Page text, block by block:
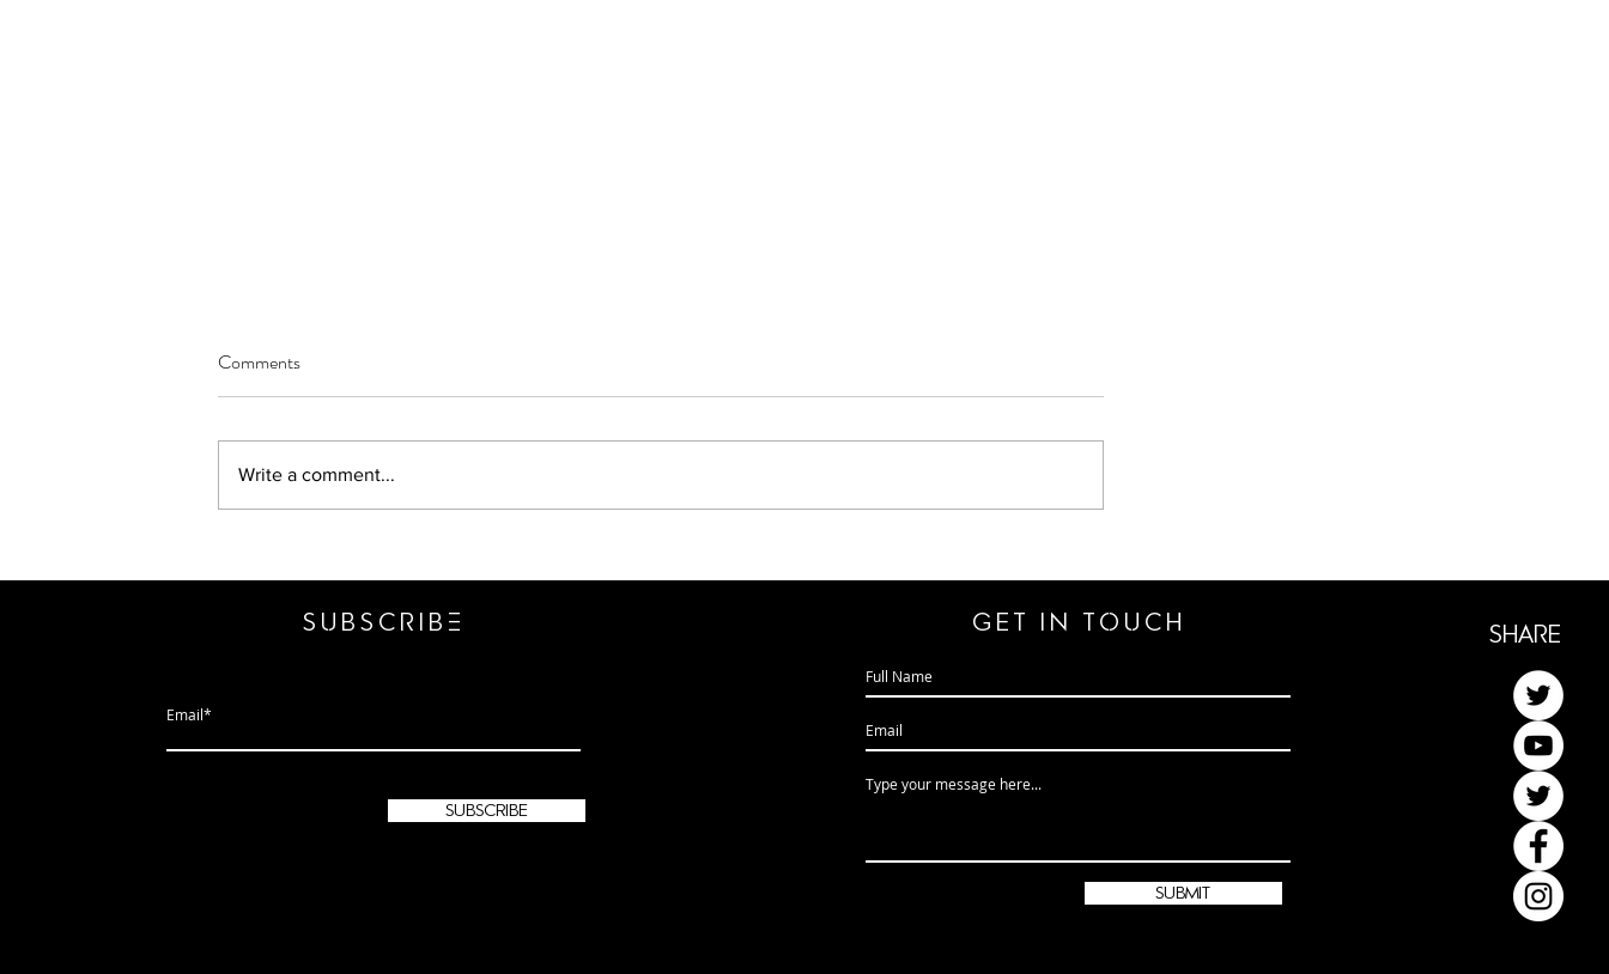
without all the fuss
generation envisions shaping its
legacy in the XXI century.
Comments
Write a comment...
SUBSCRIbE
subscribe
GeT In TOUCh
submit
ShaRe